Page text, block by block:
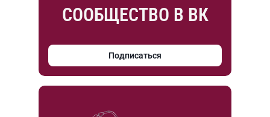
СООБЩЕСТВО В ВК
Подписаться